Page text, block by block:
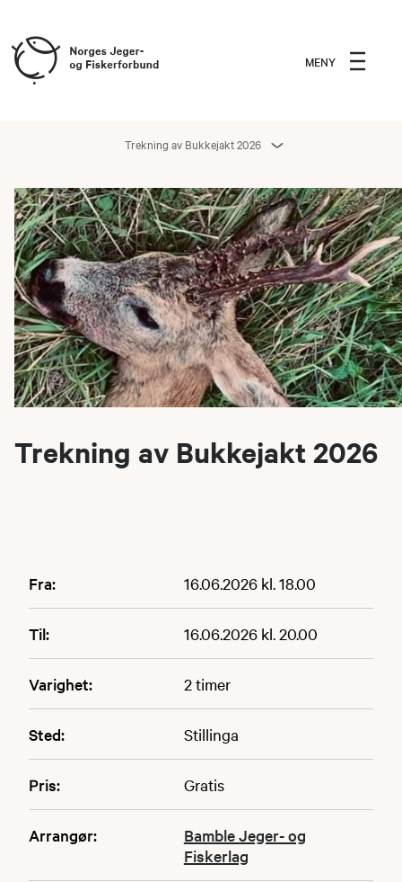
MENY
Trekning av Bukkejakt 2026
Trekning av Bukkejakt 2026
Fra: 16.06.2026 kl. 18.00
Til: 16.06.2026 kl. 20.00
Varighet: 2 timer
Sted: Stillinga
Pris: Gratis
Arrangør:
Bamble Jeger- og
Fiskerlag